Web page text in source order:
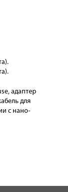
адаптер
для
с нано-